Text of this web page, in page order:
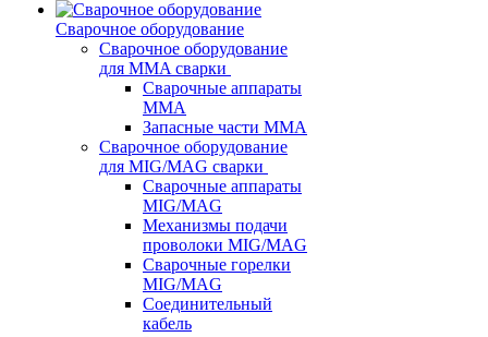
Сварочное оборудование
Сварочное оборудование
для MMA сварки
Сварочные аппараты
MMA
Запасные части MMA
Сварочное оборудование
для MIG/MAG сварки
Сварочные аппараты
MIG/MAG
Механизмы подачи
проволоки MIG/MAG
Сварочные горелки
MIG/MAG
Соединительный
кабель